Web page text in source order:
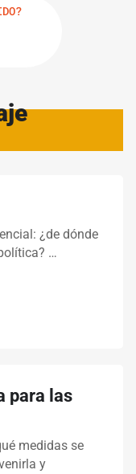
¿de dónde
…
para las
medidas se
y